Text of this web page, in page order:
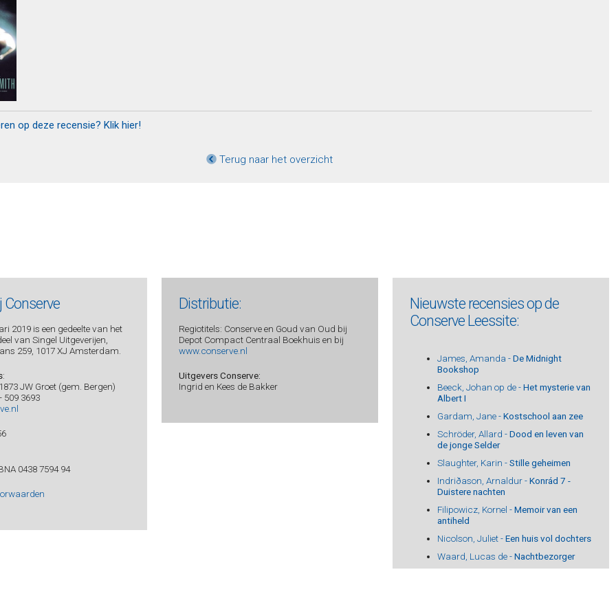
op deze recensie? Klik hier!
Terug naar het overzicht
Conserve
2019 is een gedeelte van het
van Singel Uitgeverijen,
259, 1017 XJ Amsterdam.
:
JW Groet (gem. Bergen)
509 3693
0438 7594 94
Distributie:
Regiotitels: Conserve en Goud van Oud bij
Depot Compact Centraal Boekhuis en bij
www.conserve.nl
Uitgevers Conserve:
Ingrid en Kees de Bakker
Nieuwste recensies op de
Conserve Leessite:
James, Amanda -De Midnight
Bookshop
Beeck, Johan op de -Het mysterie van
Albert I
Gardam, Jane -Kostschool aan zee
Schröder, Allard -Dood en leven van
de jonge Selder
Slaughter, Karin -Stille geheimen
Indriðason, Arnaldur -Konrád 7 -
Duistere nachten
Filipowicz, Kornel -Memoir van een
antiheld
Nicolson, Juliet -Een huis vol dochters
Waard, Lucas de -Nachtbezorger